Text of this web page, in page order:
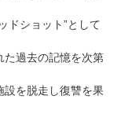
ドショット”として
た過去の記憶を次第
設を脱走し復讐を果